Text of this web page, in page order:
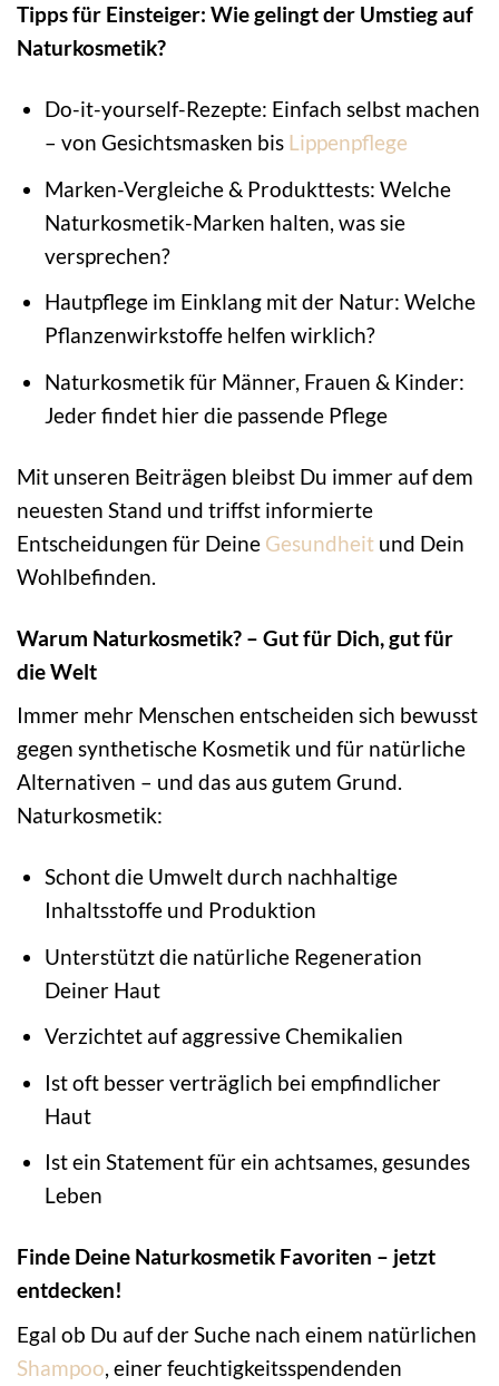
Tipps für Einsteiger: Wie gelingt der Umstieg auf
Naturkosmetik?
Do-it-yourself-Rezepte: Einfach selbst machen
– von Gesichtsmasken bis Lippenpflege
Marken-Vergleiche & Produkttests: Welche
Naturkosmetik-Marken halten, was sie
versprechen?
Hautpflege im Einklang mit der Natur: Welche
Pflanzenwirkstoffe helfen wirklich?
Naturkosmetik für Männer, Frauen & Kinder:
Jeder findet hier die passende Pflege
Mit unseren Beiträgen bleibst Du immer auf dem
neuesten Stand und triffst informierte
Entscheidungen für Deine Gesundheit und Dein
Wohlbefinden.
Warum Naturkosmetik? – Gut für Dich, gut für
die Welt
Immer mehr Menschen entscheiden sich bewusst
gegen synthetische Kosmetik und für natürliche
Alternativen – und das aus gutem Grund.
Naturkosmetik:
Schont die Umwelt durch nachhaltige
Inhaltsstoffe und Produktion
Unterstützt die natürliche Regeneration
Deiner Haut
Verzichtet auf aggressive Chemikalien
Ist oft besser verträglich bei empfindlicher
Haut
Ist ein Statement für ein achtsames, gesundes
Leben
Finde Deine Naturkosmetik Favoriten – jetzt
entdecken!
Egal ob Du auf der Suche nach einem natürlichen
Shampoo, einer feuchtigkeitsspendenden